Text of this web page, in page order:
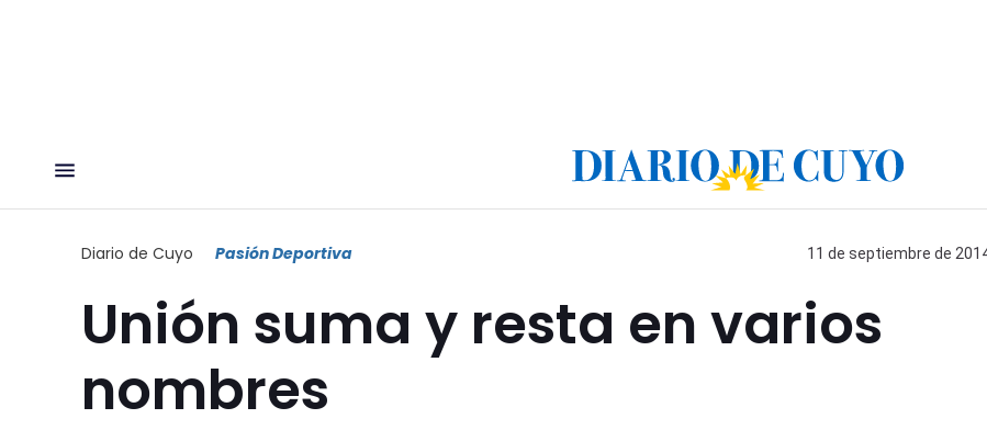
Diario de Cuyo Pasión Deportiva 11 de septiembre de
Unión suma y resta en varios
nombres